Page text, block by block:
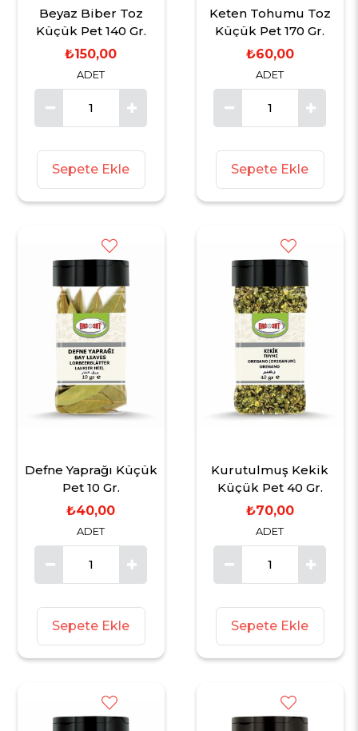
Beyaz Biber Toz
Küçük Pet 140 Gr.
ADET
₺150,00
Sepete Ekle
Keten Tohumu Toz
Küçük Pet 170 Gr.
ADET
₺60,00
Sepete Ekle
Defne Yaprağı Küçük
Pet 10 Gr.
ADET
₺40,00
Sepete Ekle
Kurutulmuş Kekik
Küçük Pet 40 Gr.
ADET
₺70,00
Sepete Ekle